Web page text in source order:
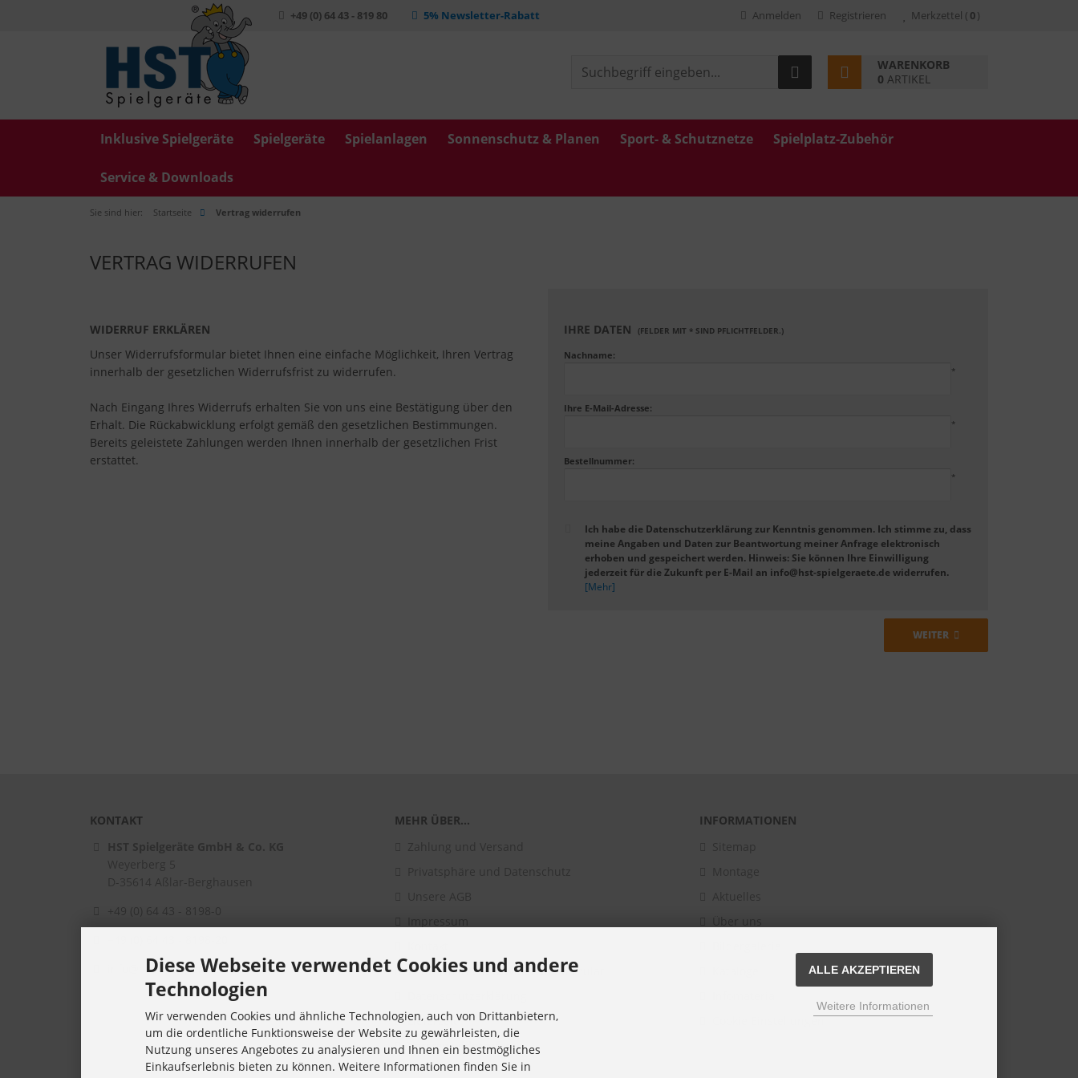
+49 (0) 64 43 - 819 80 5% Newsletter-Rabatt Merkzettel ( 0)
Registrieren
Anmelden
WARENKORB
0 ARTIKEL
Inklusive Spielgeräte Spielgeräte Spielanlagen Sonnenschutz & Planen Sport- & Schutznetze Spielplatz-Zubehör
Service & Downloads
Sie sind hier: Startseite Vertrag widerrufen
VERTRAG WIDERRUFEN
WIDERRUF ERKLÄREN
Unser Widerrufsformular bietet Ihnen eine einfache Möglichkeit, Ihren Vertrag
innerhalb der gesetzlichen Widerrufsfrist zu widerrufen.
Nach Eingang Ihres Widerrufs erhalten Sie von uns eine Bestätigung über den
Erhalt. Die Rückabwicklung erfolgt gemäß den gesetzlichen Bestimmungen.
Bereits geleistete Zahlungen werden Ihnen innerhalb der gesetzlichen Frist
erstattet.
IHRE DATEN (FELDER MIT * SIND PFLICHTFELDER.)
Nachname:
*
Ihre E-Mail-Adresse:
*
Bestellnummer:
*
Ich habe die Datenschutzerklärung zur Kenntnis genommen. Ich stimme zu, dass
meine Angaben und Daten zur Beantwortung meiner Anfrage elektronisch
erhoben und gespeichert werden. Hinweis: Sie können Ihre Einwilligung
jederzeit für die Zukunft per E-Mail an info@hst-spielgeraete.de widerrufen.
[Mehr]
WEITER
KONTAKT
HST Spielgeräte GmbH & Co. KG
Weyerberg 5
D-35614 Aßlar-Berghausen
+49 (0) 64 43 - 8198-0
info@hst-spielgeraete.de
MEHR ÜBER...
Zahlung und Versand
Privatsphäre und Datenschutz
Unsere AGB
Impressum
Widerrufsrecht & Widerrufsformular
Lieferzeit
Vertrag widerrufen
INFORMATIONEN
Sitemap
Montage
Aktuelles
Über uns
Cookie Einstellungen
Diese Webseite verwendet Cookies und andere
Technologien
Wir verwenden Cookies und ähnliche Technologien, auch von Drittanbietern,
um die ordentliche Funktionsweise der Website zu gewährleisten, die
Nutzung unseres Angebotes zu analysieren und Ihnen ein bestmögliches
Einkaufserlebnis bieten zu können. Weitere Informationen finden Sie in
ALLE AKZEPTIEREN
Weitere Informationen